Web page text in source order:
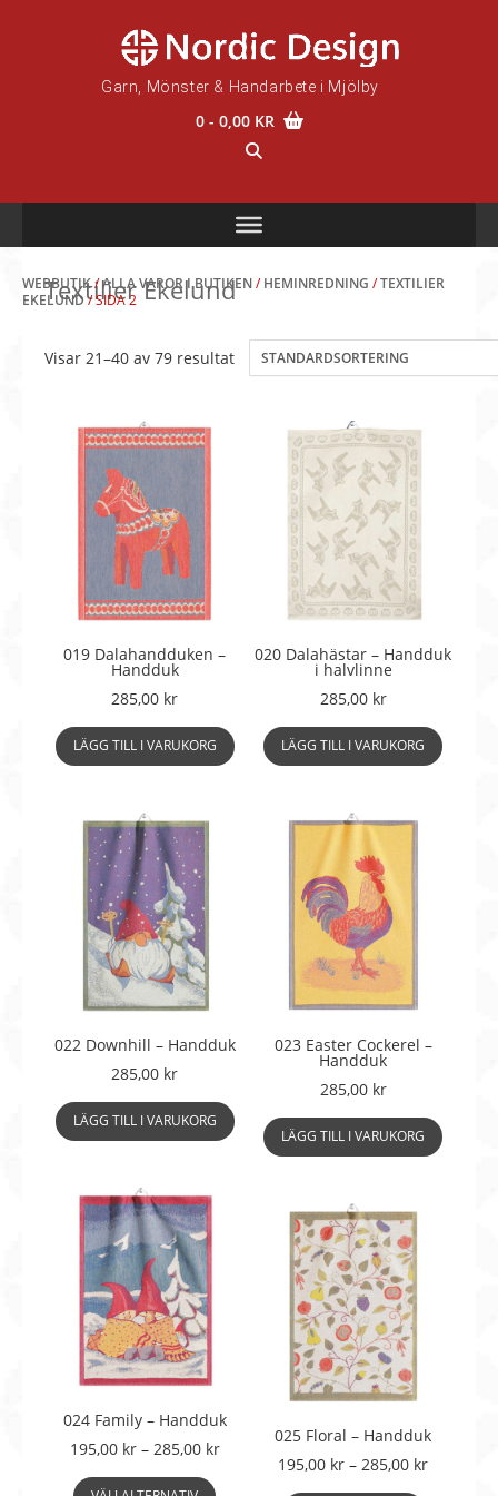
Garn, Mönster & Handarbete i Mjölby
0- 0,00 KR
WEBBUTIK/ALLA VAROR I BUTIKEN/HEMINREDNING /TEXTILIER
EKELUND/ SIDA 2
Textilier Ekelund
Visar 21–40 av 79 resultat
019 Dalahandduken –
Handduk
285,00 kr
LÄGG TILL I VARUKORG
020 Dalahästar – Handduk
i halvlinne
285,00 kr
LÄGG TILL I VARUKORG
022 Downhill – Handduk
285,00 kr
LÄGG TILL I VARUKORG
023 Easter Cockerel –
Handduk
285,00 kr
LÄGG TILL I VARUKORG
024 Family – Handduk
195,00 kr – 285,00 krPrisintervall:
195,00 kr
025 Floral – Handduk
195,00 kr – 285,00 kr